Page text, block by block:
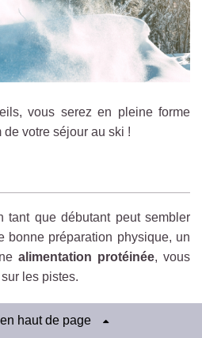
vous serez en pleine forme
votre séjour au ski !
que débutant peut sembler
bonne préparation physique, un
alimentation protéinée, vous
les pistes.
important est de
haut de page